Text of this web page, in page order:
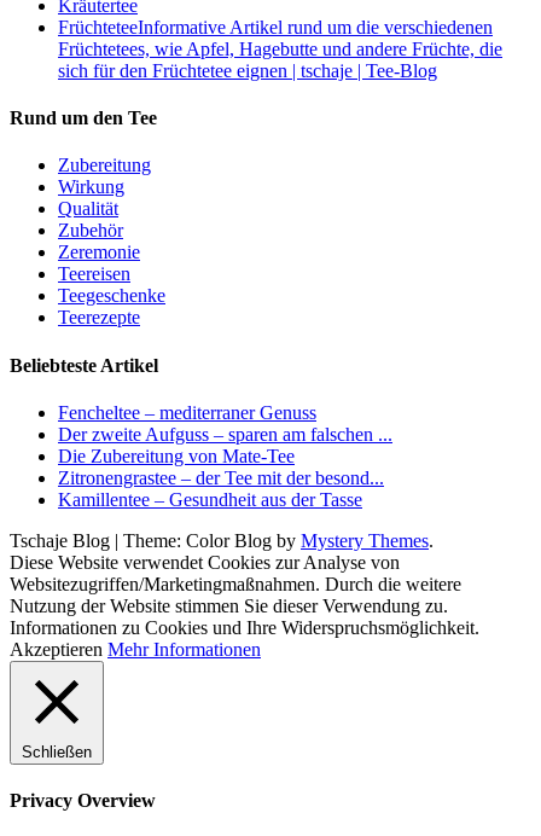
Kräutertee
FrüchteteeInformative Artikel rund um die verschiedenen
Früchtetees, wie Apfel, Hagebutte und andere Früchte, die
sich für den Früchtetee eignen | tschaje | Tee-Blog
Rund um den Tee
Zubereitung
Wirkung
Qualität
Zubehör
Zeremonie
Teereisen
Teegeschenke
Teerezepte
Beliebteste Artikel
Fencheltee – mediterraner Genuss
Der zweite Aufguss – sparen am falschen ...
Die Zubereitung von Mate-Tee
Zitronengrastee – der Tee mit der besond...
Kamillentee – Gesundheit aus der Tasse
Tschaje Blog | Theme: Color Blog by Mystery Themes.
Diese Website verwendet Cookies zur Analyse von
Websitezugriffen/Marketingmaßnahmen. Durch die weitere
Nutzung der Website stimmen Sie dieser Verwendung zu.
Informationen zu Cookies und Ihre Widerspruchsmöglichkeit.
Akzeptieren Mehr Informationen
Schließen
Privacy Overview